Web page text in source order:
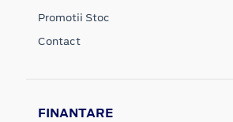
Promotii Stoc
Contact
FINANTARE